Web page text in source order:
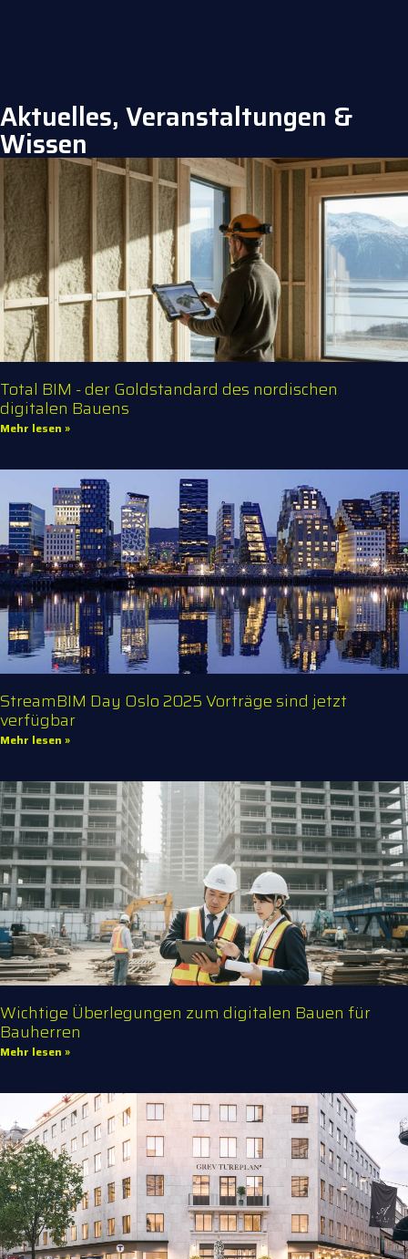
Aktuelles, Veranstaltungen &
Wissen
Total BIM - der Goldstandard des nordischen
digitalen Bauens
Mehr lesen »
StreamBIM Day Oslo 2025 Vorträge sind jetzt
verfügbar
Mehr lesen »
Wichtige Überlegungen zum digitalen Bauen für
Bauherren
Mehr lesen »